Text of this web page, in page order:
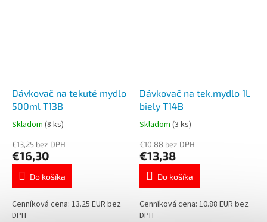
Dávkovač na tekuté mydlo
500ml T13B
Skladom (8 ks)
€13,25 bez DPH
€16,30
Do košíka
Cenníková cena: 13.25 EUR bez
DPH
Dávkovač na tek.mydlo 1L
biely T14B
Skladom (3 ks)
€10,88 bez DPH
€13,38
Do košíka
Cenníková cena: 10.88 EUR bez
DPH